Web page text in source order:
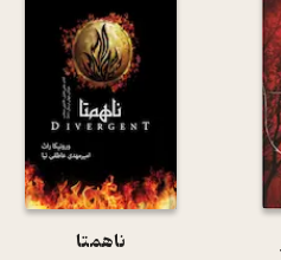
ناهمتا